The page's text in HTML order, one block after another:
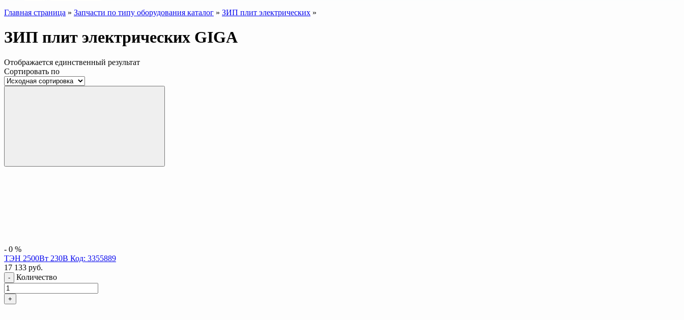
Главная страница » Запчасти по типу оборудования каталог » ЗИП плит электрических »
ЗИП плит электрических GIGA
Отображается единственный результат
Сортировать по
- 0 %
ТЭН 2500Вт 230В Код: 3355889
17 133 руб.
- Количество
+